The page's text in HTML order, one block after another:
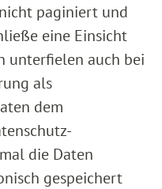
paginiert und
eine Einsicht
unterfielen auch bei
als
dem
die Daten
gespeichert